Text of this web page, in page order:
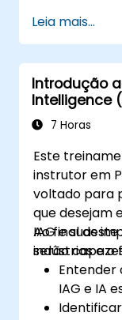
sociais da
riscos
AGI.
Elaborar
da AGI
Leia mais...
Introdução
Intelligence
7 Horas
Este
instrutor em
voltado para
que desejam
IAG e suas
indústrias e o
Ao final
serão
Entender
IAG e IA